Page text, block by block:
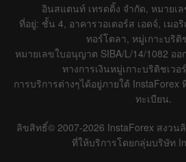
Details about the event
Date Actual
อินสแตนท์ เทรดดิ้ง จำกัด, หมายเ
ที่อยู่: ชั้น 4, อาคารวอเตอร์ส เอดจ์, เมอ
ทอร์โตลา, หมู่เกาะบริติ
หมายเลขใบอนุญาต SIBA/L/14/1082 อ
ทางการเงินหมู่เกาะบริติชเวอ
การบริการต่างๆได้อยู่ภายใต้ InstaForex
ทะเบียน.
ลิขสิทธิ์© 2007-2026 InstaForex สงวน
ที่ให้บริการโดยกลุ่มบริษัท